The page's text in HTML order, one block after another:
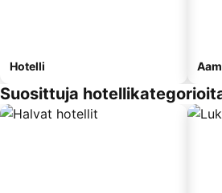
Hotelli
Suosittuja